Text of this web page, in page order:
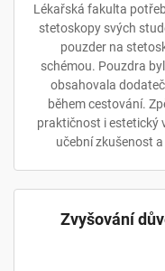
Lékařská fakulta
stetoskopy svých
pouzder na
schémou. Pouzdra
obsahovala
během cestování.
praktičnost i estetický
učební zkušenost
Zvyšování